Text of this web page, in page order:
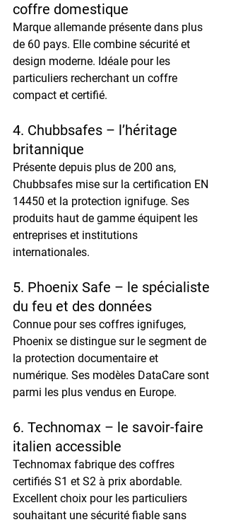
coffre domestique
Marque allemande présente dans plus
de 60 pays. Elle combine sécurité et
design moderne. Idéale pour les
particuliers recherchant un coffre
compact et certifié.
4. Chubbsafes – l’héritage
britannique
Présente depuis plus de 200 ans,
Chubbsafes mise sur la certification EN
14450 et la protection ignifuge. Ses
produits haut de gamme équipent les
entreprises et institutions
internationales.
5. Phoenix Safe – le spécialiste
du feu et des données
Connue pour ses coffres ignifuges,
Phoenix se distingue sur le segment de
la protection documentaire et
numérique. Ses modèles DataCare sont
parmi les plus vendus en Europe.
6. Technomax – le savoir-faire
italien accessible
Technomax fabrique des coffres
certifiés S1 et S2 à prix abordable.
Excellent choix pour les particuliers
souhaitant une sécurité fiable sans